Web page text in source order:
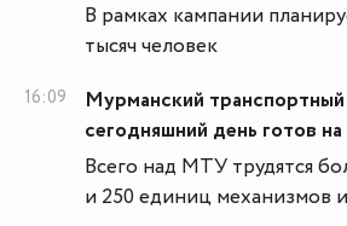
В рамках кампании
тысяч человек
16:09
Мурманский транспортный
сегодняшний день готов
Всего над МТУ трудятся
и 250 единиц механизмов